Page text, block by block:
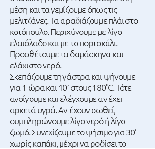
μέση και τα γεμίζουμε όπως τις
μελιτζάνες. Τα αραδιάζουμε πλάι στο
κοτόπουλο. Περιχύνουμε με λίγο
ελαιόλαδο και με το πορτοκάλι.
Προσθέτουμε τα δαμάσκηνα και
ελάχιστο νερό.
Σκεπάζουμε τη γάστρα και ψήνουμε
για 1 ώρα και 10′ στους 180°C. Τότε
ανοίγουμε και ελέγχουμε αν έχει
αρκετά υγρά. Αν έχουν σωθεί,
συμπληρώνουμε λίγο νερό ή λίγο
ζωμό. Συνεχίζουμε το ψήσιμο για 30’
χωρίς καπάκι, μέχρι να ροδίσει το